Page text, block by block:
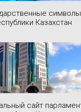
символы
Казахстан
сайт